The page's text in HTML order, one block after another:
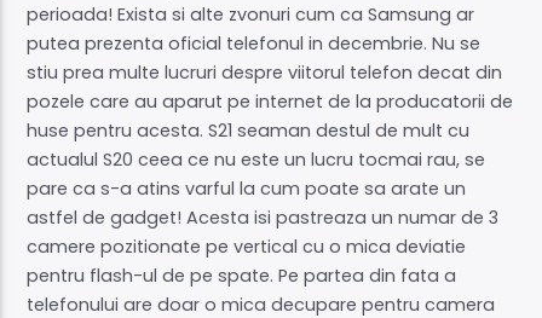
perioada! Exista si alte zvonuri cum ca Samsung ar
putea prezenta oficial telefonul in decembrie. Nu se
stiu prea multe lucruri despre viitorul telefon decat din
pozele care au aparut pe internet de la producatorii de
huse pentru acesta. S21 seaman destul de mult cu
actualul S20 ceea ce nu este un lucru tocmai rau, se
pare ca s-a atins varful la cum poate sa arate un
astfel de gadget! Acesta isi pastreaza un numar de 3
camere pozitionate pe vertical cu o mica deviatie
pentru flash-ul de pe spate. Pe partea din fata a
telefonului are doar o mica decupare pentru camera